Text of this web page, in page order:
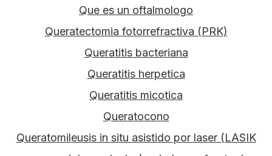
Que es un oftalmologo
Queratectomia fotorrefractiva (PRK)
Queratitis bacteriana
Queratitis herpetica
Queratitis micotica
Queratocono
Queratomileusis in situ asistido por laser (LASIK